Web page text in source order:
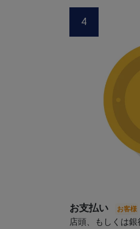
4
お支払い
店頭、もしくは